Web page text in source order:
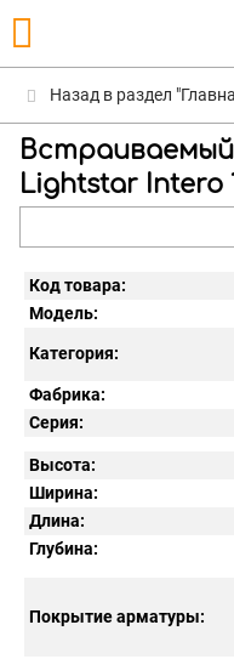
Назад в раздел
Lightstar Intero
Код товара:
Модель:
Категория:
Фабрика:
Серия:
Высота:
Ширина:
Длина:
Глубина:
Покрытие арматуры: